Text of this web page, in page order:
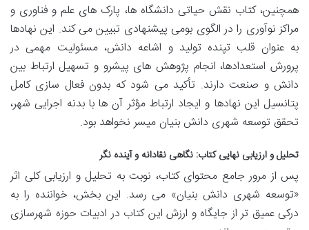
همچنین، کتاب نقش حیاتی دانشگاه ها، پارک های علم و فناوری و
مراکز نوآوری را در الگوی بومی پیشنهادی تبیین می کند. این نهادها
به عنوان قلب تپنده تولید و اشاعه دانش، مسئولیت مهمی در
پرورش استعدادها، انجام پژوهش های پیشرو و تسهیل ارتباط بین
دانش و صنعت دارند. تأکید می شود که بدون فعال سازی کامل
پتانسیل این نهادها و ایجاد ارتباط مؤثر آن ها با بدنه اجرایی شهر،
تحقق توسعه شهری دانش بنیان میسر نخواهد بود.
تحلیل و ارزیابی نهایی کتاب: نگاهی نقادانه و آینده نگر
پس از مرور جامع محتوای کتاب، نوبت به تحلیل و ارزیابی کلی اثر
«توسعه شهری دانش بنیان» می رسد. این بخش، خواننده را به
درکی عمیق تر از جایگاه و ارزش این کتاب در ادبیات حوزه شهرسازی